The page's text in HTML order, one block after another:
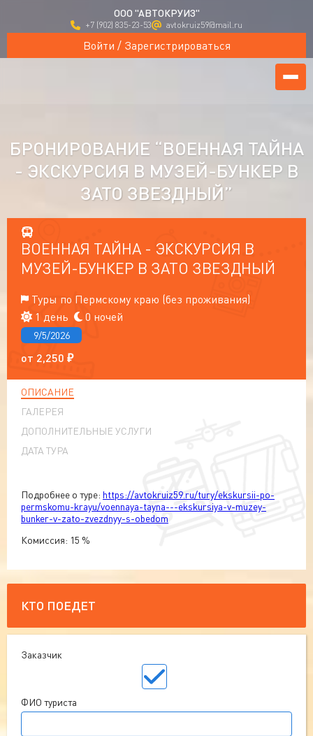
ООО "АВТОКРУИЗ"
+7 (902) 835-23-53 avtokruiz59@mail.ru
Войти / Зарегистрироваться
БРОНИРОВАНИЕ “ВОЕННАЯ ТАЙНА
- ЭКСКУРСИЯ В МУЗЕЙ-БУНКЕР В
ЗАТО ЗВЕЗДНЫЙ”
ВОЕННАЯ ТАЙНА - ЭКСКУРСИЯ В
МУЗЕЙ-БУНКЕР В ЗАТО ЗВЕЗДНЫЙ
Туры по Пермскому краю (без проживания)
1 день
0 ночей
9/5/2026
от 2,250 ₽
ОПИСАНИЕ
ГАЛЕРЕЯ
ДОПОЛНИТЕЛЬНЫЕ УСЛУГИ
ДАТА ТУРА
Подробнее о туре: https://avtokruiz59.ru/tury/ekskursii-po-
permskomu-krayu/voennaya-tayna---ekskursiya-v-muzey-
bunker-v-zato-zvezdnyy-s-obedom
Комиссия: 15 %
КТО ПОЕДЕТ
Заказчик
ФИО туриста